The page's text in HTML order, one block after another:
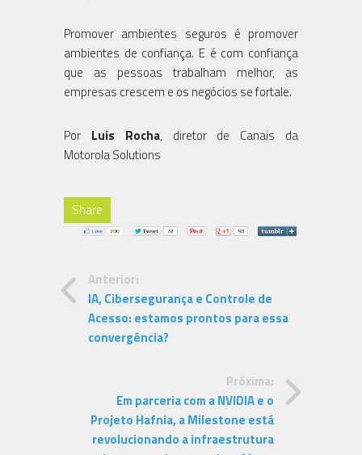
Promover ambientes seguros é promover
ambientes de confiança. E é com confiança
que as pessoas trabalham melhor, as
empresas crescem e os negócios se fortale.
Por Luis Rocha, diretor de Canais da
Motorola Solutions
Share
Anterior:
IA, Cibersegurança e Controle de
Acesso: estamos prontos para essa
convergência?
Próxima:
Em parceria com a NVIDIA e o
Projeto Hafnia, a Milestone está
revolucionando a infraestrutura